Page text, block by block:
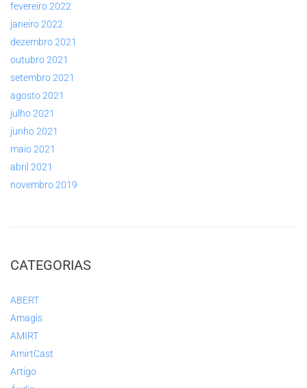
fevereiro 2022
janeiro 2022
dezembro 2021
outubro 2021
setembro 2021
agosto 2021
julho 2021
junho 2021
maio 2021
abril 2021
novembro 2019
CATEGORIAS
ABERT
Amagis
AMIRT
AmirtCast
Artigo